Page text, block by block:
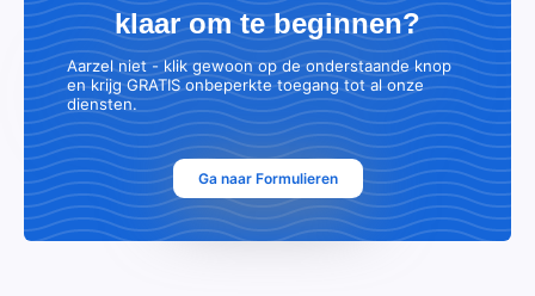
klaar om te beginnen?
Aarzel niet - klik gewoon op de onderstaande knop
en krijg GRATIS onbeperkte toegang tot al onze
diensten.
Ga naar Formulieren